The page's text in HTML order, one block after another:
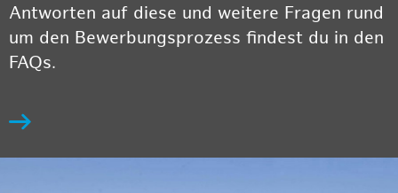
Antworten auf diese und weitere Fragen rund
um den Bewerbungsprozess findest du in den
FAQs.